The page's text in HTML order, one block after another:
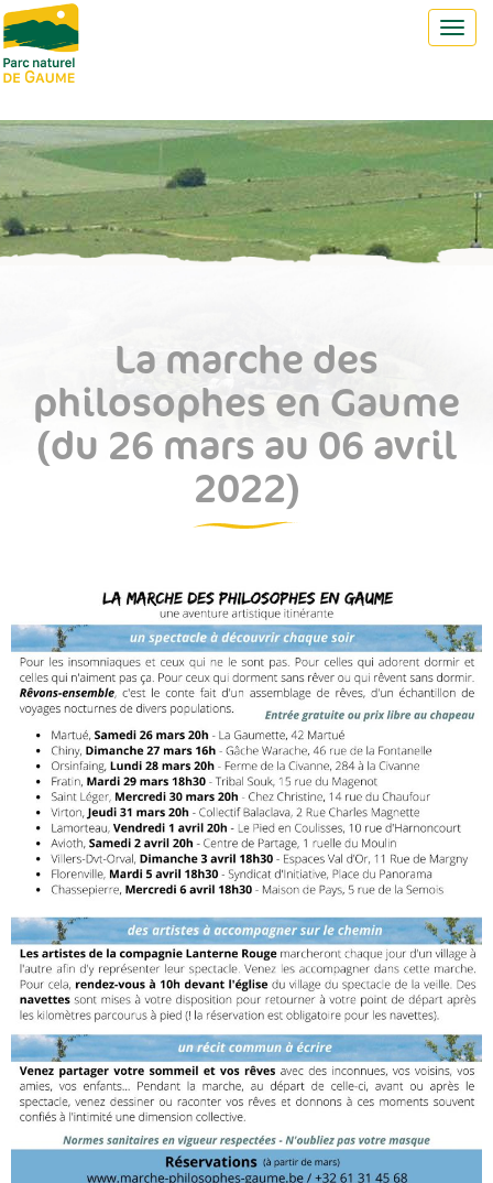
La marche des
philosophes en Gaume
(du 26 mars au 06 avril
2022)